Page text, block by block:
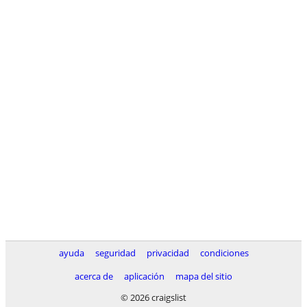
ayuda seguridad privacidad
condiciones
acerca de
aplicación
mapa del sitio
© 2026 craigslist